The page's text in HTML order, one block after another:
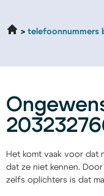
telefoonnummers
Het komt vaak voor dat
dat ze niet kennen.
zelfs oplichters is dat